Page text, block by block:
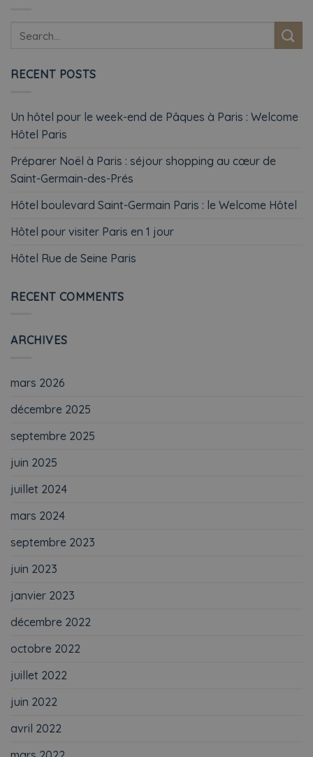
RECENT POSTS
Un hôtel pour le week-end de Pâques à Paris : Welcome
Hôtel Paris
Préparer Noël à Paris : séjour shopping au cœur de
Saint-Germain-des-Prés
Hôtel boulevard Saint-Germain Paris : le Welcome Hôtel
Hôtel pour visiter Paris en 1 jour
Hôtel Rue de Seine Paris
RECENT COMMENTS
ARCHIVES
mars 2026
décembre 2025
septembre 2025
juin 2025
juillet 2024
mars 2024
septembre 2023
juin 2023
janvier 2023
décembre 2022
octobre 2022
juillet 2022
juin 2022
avril 2022